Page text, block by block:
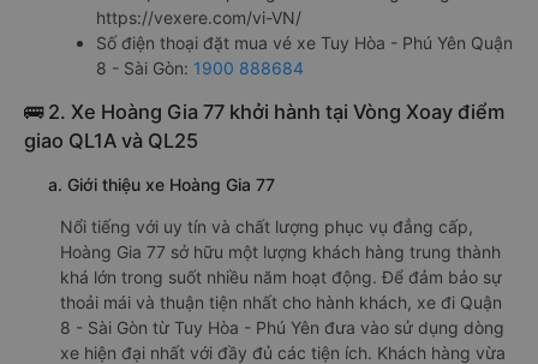
https://vexere.com/vi-VN/
Số điện thoại đặt mua vé xe Tuy Hòa - Phú Yên Quận
8 - Sài Gòn: 1900 888684
🚌 2. Xe Hoàng Gia 77 khởi hành tại Vòng Xoay điểm
giao QL1A và QL25
a. Giới thiệu xe Hoàng Gia 77
Nổi tiếng với uy tín và chất lượng phục vụ đẳng cấp,
Hoàng Gia 77 sở hữu một lượng khách hàng trung thành
khá lớn trong suốt nhiều năm hoạt động. Để đảm bảo sự
thoải mái và thuận tiện nhất cho hành khách, xe đi Quận
8 - Sài Gòn từ Tuy Hòa - Phú Yên đưa vào sử dụng dòng
xe hiện đại nhất với đầy đủ các tiện ích. Khách hàng vừa